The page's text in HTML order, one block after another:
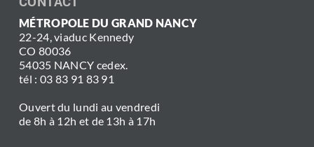
MÉTROPOLE DU GRAND NANCY
22-24, viaduc Kennedy
CO 80036
54035 NANCY cedex.
tél : 03 83 91 83 91
Ouvert du lundi au vendredi
de 8h à 12h et de 13h à 17h